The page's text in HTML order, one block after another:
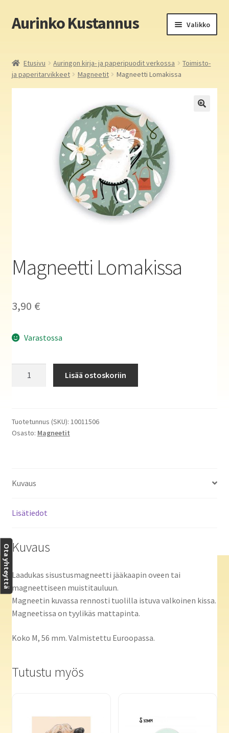
Siirry
navigointiin
Siirry
sisältöön
Aurinko Kustannus Valikko
Yritys
Aurinko Kustannus: kirjat
Auringon kirja- ja paperipuodit verkossa
Etusivu Auringon kirja- ja paperipuodit verkossa
Toimisto-
ja paperitarvikkeet
Magneetit Magneetti Lomakissa
Magneetti Lomakissa
3,90 €
Varastossa
Lisää ostoskoriin
Tuotetunnus (SKU): 10011506
Osasto: Magneetit
Kuvaus
Lisätiedot
Kuvaus
Laadukas sisustusmagneetti jääkaapin oveen tai
magneettiseen muistitauluun.
Magneetin kuvassa rennosti tuolilla istuva valkoinen kissa.
Magneetissa on tyylikäs mattapinta.
Koko M, 56 mm. Valmistettu Euroopassa.
Tutustu myös
Ota yhteyttä